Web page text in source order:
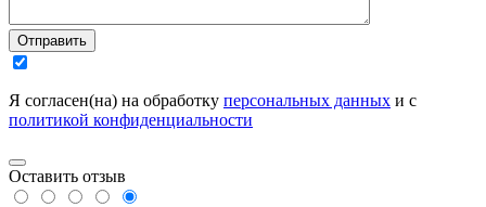
Отправить
Я согласен(на) на обработку персональных данных и с
политикой конфиденциальности
Оставить отзыв